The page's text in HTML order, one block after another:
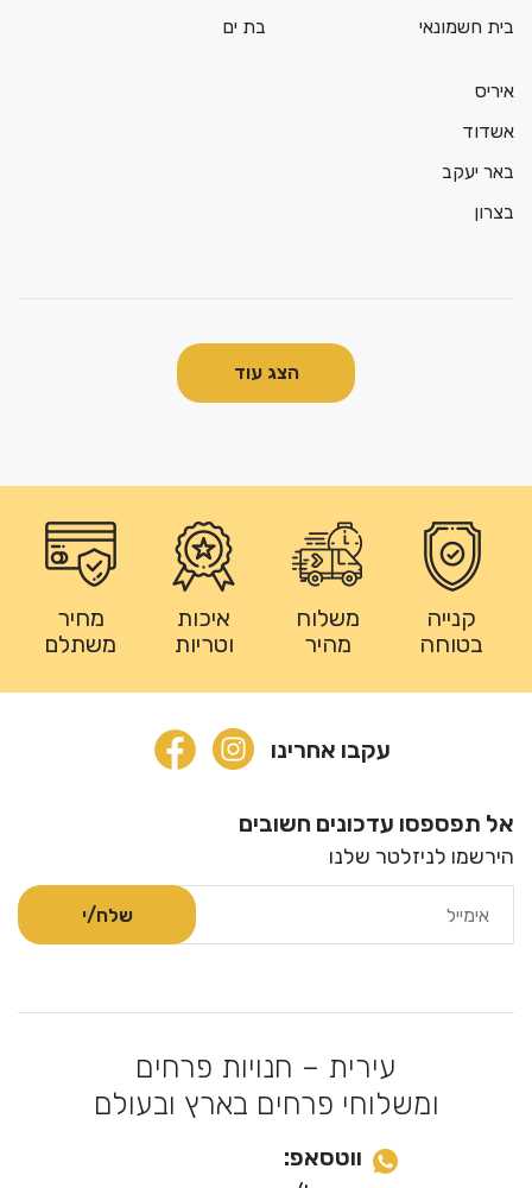
בית חשמונאי
בת ים
איריס
אשדוד
באר יעקב
בצרון
הצג עוד
קנייה
בטוחה
משלוח
מהיר
איכות
וטריות
מחיר
משתלם
עקבו אחרינו
אל תפספסו עדכונים חשובים
הירשמו לניזלטר שלנו
עירית – חנויות פרחים
ומשלוחי פרחים בארץ ובעולם
ווטסאפ: